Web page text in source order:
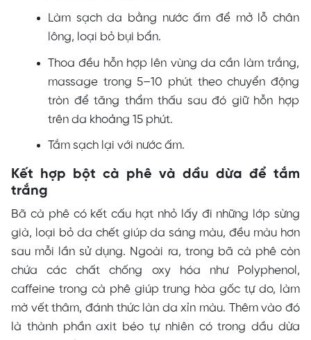
Làm sạch da bằng nước ấm để mở lỗ chân
lông, loại bỏ bụi bẩn.
Thoa đều hỗn hợp lên vùng da cần làm trắng,
massage trong 5–10 phút theo chuyển động
tròn để tăng thẩm thấu sau đó giữ hỗn hợp
trên da khoảng 15 phút.
Tắm sạch lại với nước ấm.
Kết hợp bột cà phê và dầu dừa để tắm
trắng
Bã cà phê có kết cấu hạt nhỏ lấy đi những lớp sừng
già, loại bỏ da chết giúp da sáng màu, đều màu hơn
sau mỗi lần sử dụng. Ngoài ra, trong bã cà phê còn
chứa các chất chống oxy hóa như Polyphenol,
caffeine trong cà phê giúp trung hòa gốc tự do, làm
mờ vết thâm, đánh thức làn da xỉn màu. Thêm vào đó
là thành phần axit béo tự nhiên có trong dầu dừa